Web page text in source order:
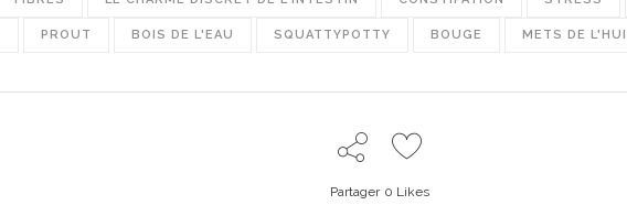
PROUT BOIS DE L'EAU SQUATTYPOTTY BOUGE METS DE
Partager 0 Likes